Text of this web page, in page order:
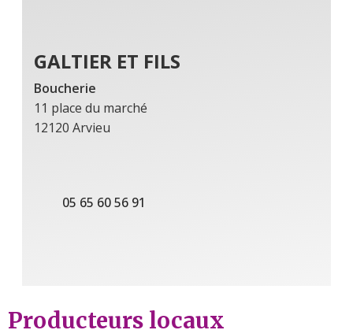
GALTIER ET FILS
Boucherie
11 place du marché
12120 Arvieu
05 65 60 56 91
Producteurs locaux